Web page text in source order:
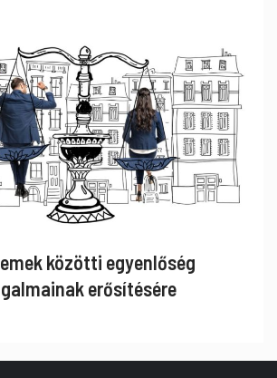
közötti egyenlőség
erősítésére